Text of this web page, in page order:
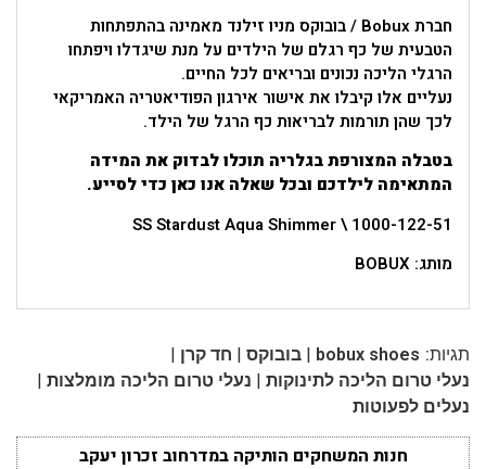
חברת Bobux / בובוקס מניו זילנד מאמינה בהתפתחות
הטבעית של כף רגלם של הילדים על מנת שיגדלו ויפתחו
הרגלי הליכה נכונים ובריאים לכל החיים.
נעליים אלו קיבלו את אישור אירגון הפודיאטריה האמריקאי
לכך שהן תורמות לבריאות כף הרגל של הילד.
בטבלה המצורפת בגלריה תוכלו לבדוק את המידה
המתאימה לילדכם ובכל שאלה אנו כאן כדי לסייע.
SS Stardust Aqua Shimmer \ 1000-122-51
מותג: BOBUX
תגיות: bobux shoes
| בובוקס | חד קרן |
נעלי טרום הליכה לתינוקות | נעלי טרום הליכה מומלצות |
נעלים לפעוטות
חנות המשחקים הותיקה במדרחוב זכרון יעקב